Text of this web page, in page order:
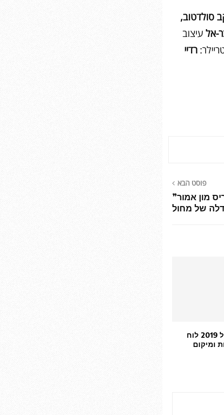
סולדטוב,
אלעיצוב
רדיי
פוסט הבא
מון אמור”
של מחול
פסטיבל ישראל 2019 לוח
ומיקום